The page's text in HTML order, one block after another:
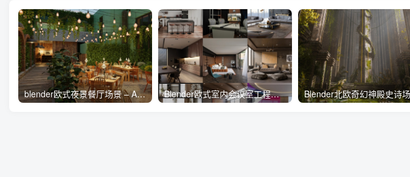
blender欧式夜景餐厅场景 – Archexteriors Vol 38_007 For Blender[1.9GB] Blender欧式室内会议室工程项目合集 – BlenderKit Scenes Pack 5[4.6GB]